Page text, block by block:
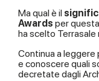
Ma qual è il
Awards per
ha scelto
Continua a leggere
e conoscere quali
decretate dagli